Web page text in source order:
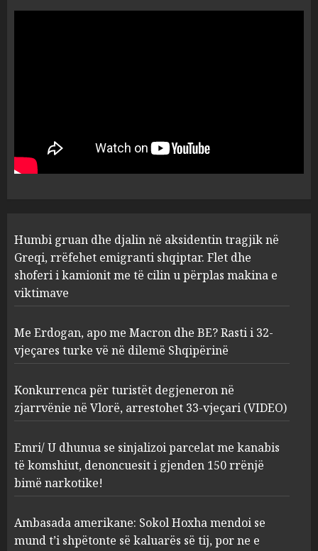
1
rrëfehet emigranti shqiptar.
Flet dhe shoferi i kamionit me
të cilin u përplas makina e
2
dhe BE? Rasti i 32-vjeçares
turke vë në dilemë Shqipërinë
AUGUST 7, 2026
3
Konkurrenca për turistët
degjeneron në zjarrvënie në
Vlorë, arrestohet 33-vjeçari
(VIDEO)
AUGUST 7, 2026
Emri/ U dhunua se sinjalizoi
parcelat me kanabis të
komshiut, denoncuesit i
gjenden 150 rrënjë bimë
AUGUST 7, 2026
Humbi gruan dhe djalin në aksidentin tragjik në
Greqi, rrëfehet emigranti shqiptar. Flet dhe
shoferi i kamionit me të cilin u përplas makina e
viktimave
Me Erdogan, apo me Macron dhe BE? Rasti i 32-
vjeçares turke vë në dilemë Shqipërinë
Konkurrenca për turistët degjeneron në
zjarrvënie në Vlorë, arrestohet 33-vjeçari (VIDEO)
Emri/ U dhunua se sinjalizoi parcelat me kanabis
të komshiut, denoncuesit i gjenden 150 rrënjë
bimë narkotike!
Ambasada amerikane: Sokol Hoxha mendoi se
mund t’i shpëtonte së kaluarës së tij, por ne e